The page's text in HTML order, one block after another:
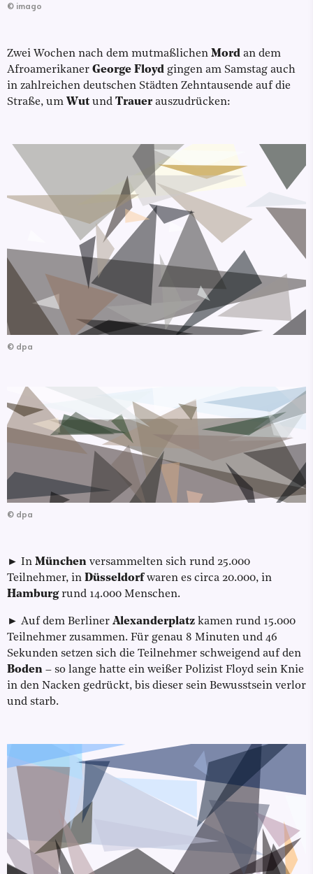
© imago
Zwei Wochen nach dem mutmaßlichen Mord an dem
Afroamerikaner George Floyd gingen am Samstag auch
in zahlreichen deutschen Städten Zehntausende auf die
Straße, um Wut und Trauerauszudrücken:
© dpa
© dpa
► In München versammelten sich rund 25.000
Teilnehmer, in Düsseldorfwaren es circa 20.000, in
Hamburgrund 14.000 Menschen.
► Auf dem Berliner Alexanderplatz kamen rund 15.000
Teilnehmer zusammen. Für genau 8 Minuten und 46
Sekunden setzen sich die Teilnehmer schweigend auf den
Boden – so lange hatte ein weißer Polizist Floyd sein Knie
in den Nacken gedrückt, bis dieser sein Bewusstsein verlor
und starb.